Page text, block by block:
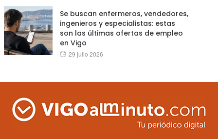
Se buscan enfermeros, vendedores,
ingenieros y especialistas: estas
son las últimas ofertas de empleo
en Vigo
Posted
29 julio 2026